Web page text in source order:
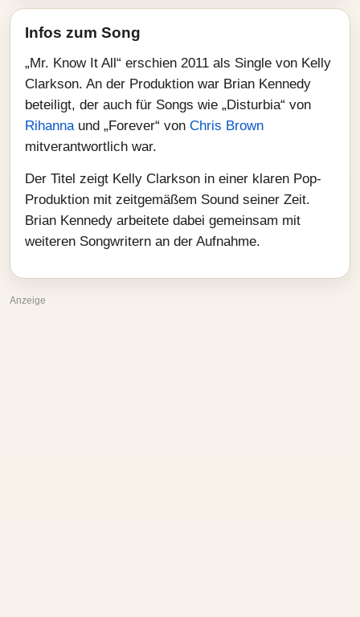
Infos zum Song
„Mr. Know It All“ erschien 2011 als Single von Kelly
Clarkson. An der Produktion war Brian Kennedy
beteiligt, der auch für Songs wie „Disturbia“ von
Rihannaund „Forever“ von Chris Brown
mitverantwortlich war.
Der Titel zeigt Kelly Clarkson in einer klaren Pop-
Produktion mit zeitgemäßem Sound seiner Zeit.
Brian Kennedy arbeitete dabei gemeinsam mit
weiteren Songwritern an der Aufnahme.
Anzeige